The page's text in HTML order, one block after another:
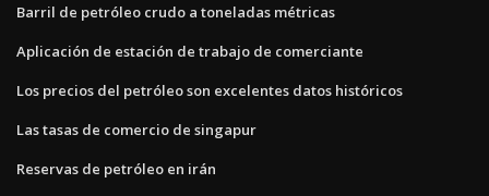
Barril de petróleo crudo a toneladas métricas
Aplicación de estación de trabajo de comerciante
Los precios del petróleo son excelentes datos históricos
Las tasas de comercio de singapur
Reservas de petróleo en irán